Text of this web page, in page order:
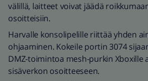
välillä, laitteet voivat jäädä
osoitteisiin.
Harvalle konsolipelille riittää yhden
ohjaaminen. Kokeile portin 3074
DMZ-toimintoa mesh-purkin Xboxille
sisäverkon osoitteeseen.